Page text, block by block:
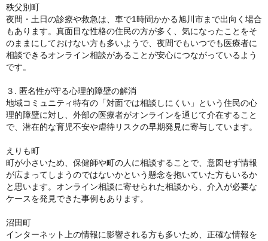
秩父別町
夜間・土日の診療や救急は、車で1時間かかる旭川市まで出向く場合
もあります。真面目な性格の住民の方が多く、気になったことをそ
のままにしておけない方も多いようで、夜間でもいつでも医療者に
相談できるオンライン相談があることが安心につながっているよう
です。
３. 匿名性が守る心理的障壁の解消
地域コミュニティ特有の「対面では相談しにくい」という住民の心
理的障壁に対し、外部の医療者がオンラインを通じて介在すること
で、潜在的な育児不安や虐待リスクの早期発見に寄与しています。
えりも町
町が小さいため、保健師や町の人に相談することで、意図せず情報
が広まってしまうのではないかという懸念を抱いていた方もいるか
と思います。オンライン相談に寄せられた相談から、介入が必要な
ケースを発見できた事例もあります。
沼田町
インターネット上の情報に影響される方も多いため、正確な情報を